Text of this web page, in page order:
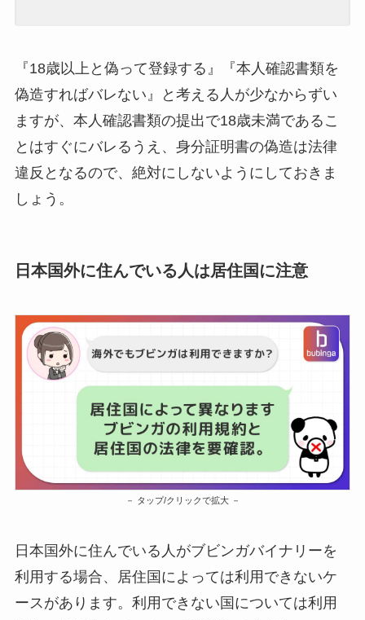
『18歳以上と偽って登録する』『本人確認書類を
偽造すればバレない』と考える人が少なからずい
ますが、本人確認書類の提出で18歳未満であるこ
とはすぐにバレるうえ、身分証明書の偽造は法律
違反となるので、絶対にしないようにしておきま
しょう。
日本国外に住んでいる人は居住国に注意
タップ/クリックで拡大
日本国外に住んでいる人がブビンガバイナリーを
利用する場合、居住国によっては利用できないケ
ースがあります。利用できない国については利用